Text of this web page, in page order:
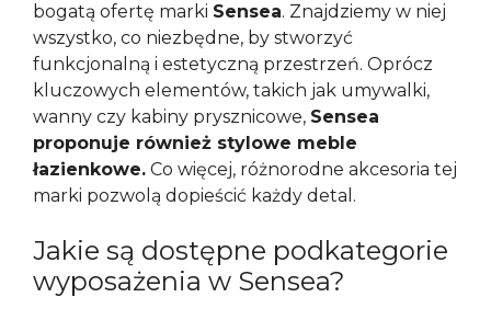
bogatą ofertę marki Sensea. Znajdziemy w niej
wszystko, co niezbędne, by stworzyć
funkcjonalną i estetyczną przestrzeń. Oprócz
kluczowych elementów, takich jak umywalki,
wanny czy kabiny prysznicowe, Sensea
proponuje również stylowe meble
łazienkowe. Co więcej, różnorodne akcesoria tej
marki pozwolą dopieścić każdy detal.
Jakie są dostępne podkategorie
wyposażenia w Sensea?